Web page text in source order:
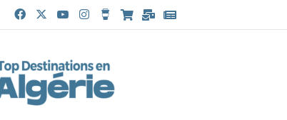
FacebookYouTubeInstagramBuy Me a Coffee
Boutique
MailGoogle News